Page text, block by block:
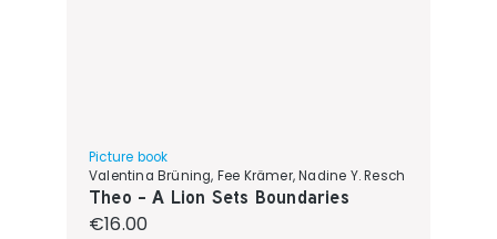
Picture book
Valentina Brüning, Fee Krämer, Nadine Y. Resch
Theo - A Lion Sets Boundaries
Regular price:
€16.00